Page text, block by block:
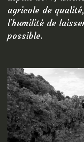
agricole de
l'humilité de
possible.